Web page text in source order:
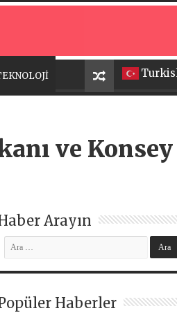
ve Konsey
Arayın
Haberler